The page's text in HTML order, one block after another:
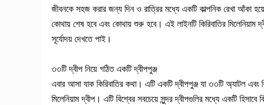
জীবনকে সহজ করার জন্য দিন ও রাত্রির মধ্যে একটি কাল্পনিক রেখা আঁকা
কোথায় শেষ হবে এবং কোথায় শুরু হবে। এই লাইনটি কিরিবাতির মিলেনিয়াম
সূর্যোদয় দেখতে পাই।
৩৩টি দ্বীপ নিয়ে গঠিত একটি দ্বীপপুঞ্জ
এবার আসা যাক কিরিবাতির কথা। এটি একটি দ্বীপপুঞ্জ যা ৩৩টি অ্যাটল
মিলেনিয়াম দ্বীপ। এটি বিশ্বের সবচেয়ে সুন্দর দ্বীপগুলির মধ্যে একটি